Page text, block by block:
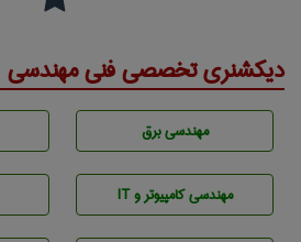
دیکشنری تخصصی فنی مهندسی
مهندسی برق
مهندسی كامپيوتر و IT